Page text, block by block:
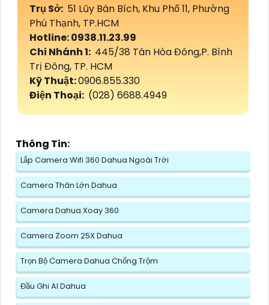
Trụ Sở: 51 Lũy Bán Bích, Khu Phố 11, Phường
Phú Thạnh, TP.HCM
Hotline: 0938.11.23.99
Chi Nhánh 1: 445/38 Tân Hòa Đông,P. Bình
Trị Đông, TP. HCM
Kỹ Thuật:0906.855.330
Điện Thoại: (028) 6688.4949
Thông Tin:
Lắp Camera Wifi 360 Dahua Ngoài Trời
Camera Thân Lớn Dahua
Camera Dahua Xoay 360
Camera Zoom 25X Dahua
Trọn Bộ Camera Dahua Chống Trộm
Đầu Ghi AI Dahua